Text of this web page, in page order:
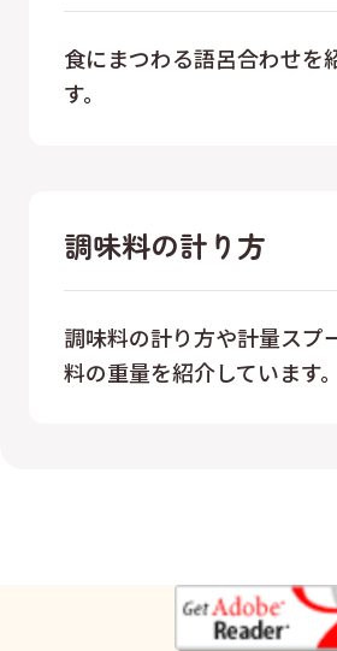
食にまつわる語呂合わせを
す。
調味料の計り方
調味料の計り方や計量スプ
料の重量を紹介しています。